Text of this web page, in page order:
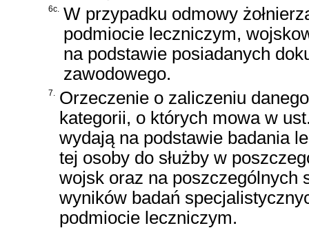
6c. W przypadku odmowy
podmiocie leczniczym,
na podstawie posiadanych
zawodowego.
7. Orzeczenie o zaliczeniu
kategorii, o których mowa w
wydają na podstawie badania
tej osoby do służby w
wojsk oraz na poszczególnych
wyników badań
podmiocie leczniczym.